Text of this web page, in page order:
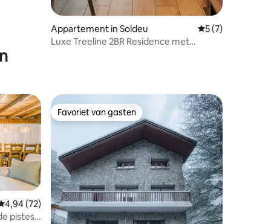
Appartement in Soldeu Gemiddelde
5 (7)
Luxe Treeline 2BR Residence met
beoordeling van 4,94 uit 5, 72 recensies
4,94 (72)
pistes
Favoriet van gasten
Favoriet van gasten